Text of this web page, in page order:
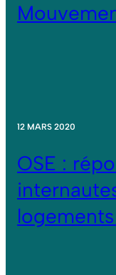
12 MARS 2020
OSE :